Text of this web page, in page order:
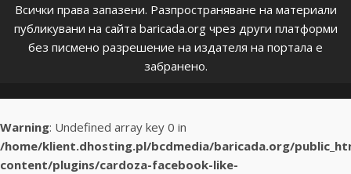
Всички права запазени. Разпространяване на материали
публикувани на сайта baricada.org чрез други платформи
без писмено разрешение на издателя на портала е
забранено.
Warning: Undefined array key 0 in
/home/klient.dhosting.pl/bcdmedia/baricada.org/
content/plugins/cardoza-facebook-like-